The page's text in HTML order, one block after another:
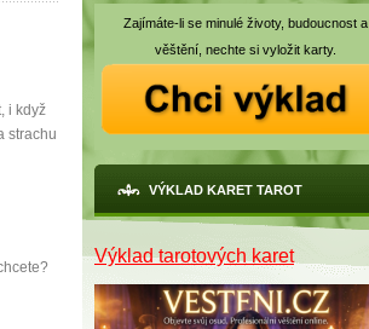
i když
strachu
Zajímáte-li se minulé životy, budoucnost a
věštění, nechte si vyložit karty.
VÝKLAD KARET TAROT
Výklad tarotových karet